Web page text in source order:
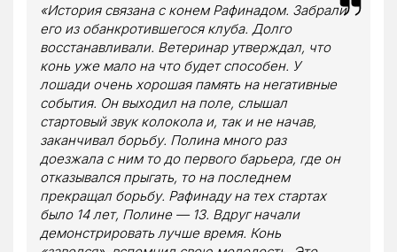
«История связана с конем Рафинадом. Забрали
его из обанкротившегося клуба. Долго
восстанавливали. Ветеринар утверждал, что
конь уже мало на что будет способен. У
лошади очень хорошая память на негативные
события. Он выходил на поле, слышал
стартовый звук колокола и, так и не начав,
заканчивал борьбу. Полина много раз
доезжала с ним то до первого барьера, где он
отказывался прыгать, то на последнем
прекращал борьбу. Рафинаду на тех стартах
было 14 лет, Полине — 13. Вдруг начали
демонстрировать лучше время. Конь